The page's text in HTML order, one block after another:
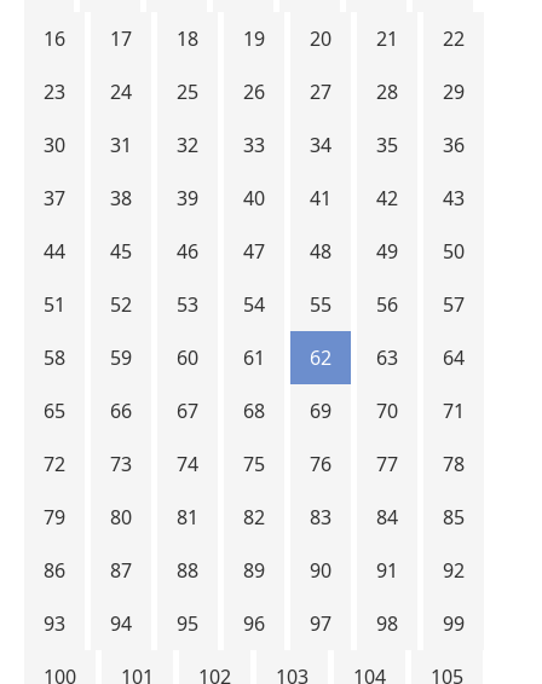
16
17 18 19 20 21
22
23
24 25 26 27 28
29
30
31 32 33 34 35
36
37
38 39 40 41 42
43
44
45 46 47 48 49
50
51
52 53 54 55 56
57
58
59 60 61 62 63
64
65
66 67 68 69 70
71
72
73 74 75 76 77
78
79
80 81 82 83 84
85
86
87 88 89 90 91
92
93
94 95 96 97 98
99
100
101 102 103 104 105